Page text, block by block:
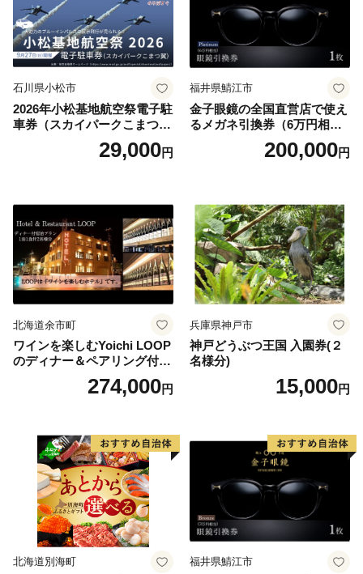
石川県小松市
2026年小松基地航空祭電子駐
車券（スカイパークこまつ
翼） 駐車場 シャトルバスの
りばすぐ 石川県 小松市
29,000円
福井県鯖江市
金子眼鏡の全国直営店で使え
るメガネ引換券（6万円相
当） Platinum200,000円
北海道余市町
ワインを楽しむYoichi LOOP
のディナー＆ペアリング付宿
泊プラン＜デラックスツイン
274,000円
兵庫県神戸市
神戸どうぶつ王国 入園券(２
名様分)
15,000円
北海道別海町 福井県鯖江市